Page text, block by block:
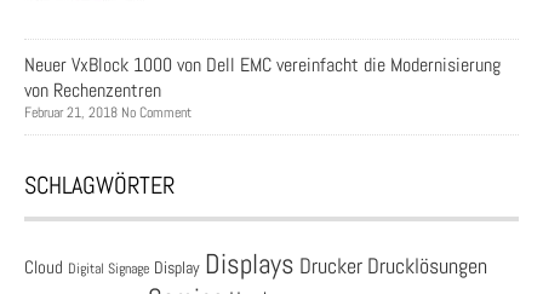
Neuer VxBlock 1000 von Dell EMC vereinfacht die Modernisierung
von Rechenzentren
Februar 21, 2018 No Comment
SCHLAGWÖRTER
Cloud Digital Signage Display Displays Drucker Drucklösungen